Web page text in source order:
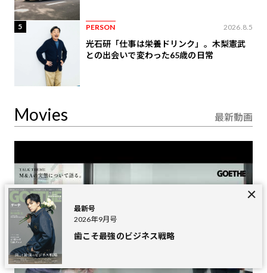
5 PERSON 2026.8.5
光石研「仕事は栄養ドリンク」。木梨憲武
との出会いで変わった65歳の日常
Movies 最新動画
最新号
2026年9月号
歯こそ最強のビジネス戦略